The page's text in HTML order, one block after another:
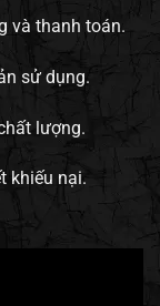
và thanh toán.
sử dụng.
lượng.
khiếu nại.